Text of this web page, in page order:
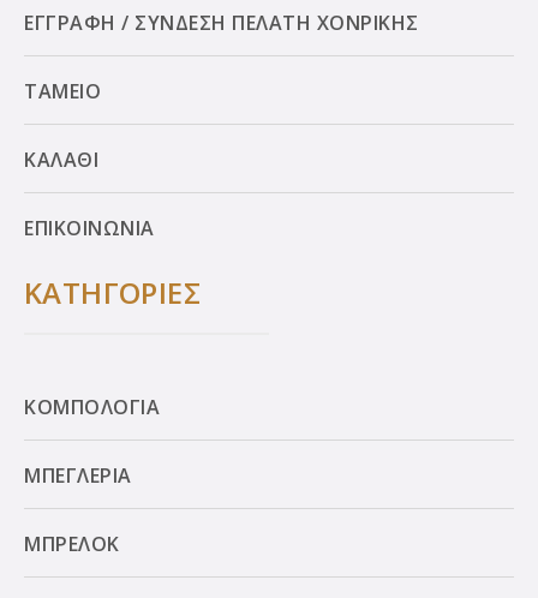
ΕΓΓΡΑΦΗ / ΣΥΝΔΕΣΗ ΠΕΛΑΤΗ ΧΟΝΡΙΚΗΣ
ΤΑΜΕΙΟ
ΚΑΛΑΘΙ
ΕΠΙΚΟΙΝΩΝΙΑ
ΚΑΤΗΓΟΡΙΕΣ
ΚΟΜΠΟΛΟΓΙΑ
ΜΠΕΓΛΕΡΙΑ
ΜΠΡΕΛΟΚ